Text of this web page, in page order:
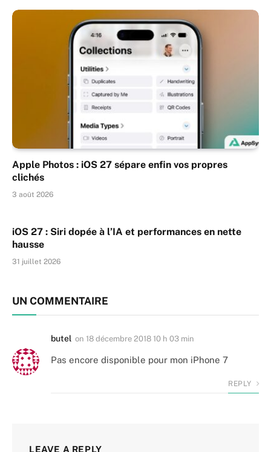
Apple Photos : iOS 27 sépare enfin vos propres
clichés
3 août 2026
iOS 27 : Siri dopée à l’IA et performances en nette
hausse
31 juillet 2026
UN COMMENTAIRE
butel on 18 décembre 2018 10 h 03 min
Pas encore disponible pour mon iPhone 7
REPLY
LEAVE A REPLY